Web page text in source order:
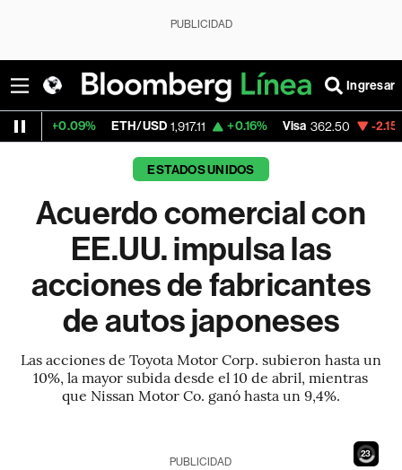
PUBLICIDAD
Ingresar
ETH/USD 1,917.11 +0.16% Visa 362.50 -2.15%
ESTADOS UNIDOS
Acuerdo comercial con
EE.UU. impulsa las
acciones de fabricantes
de autos japoneses
Las acciones de Toyota Motor Corp. subieron hasta un
10%, la mayor subida desde el 10 de abril, mientras
que Nissan Motor Co. ganó hasta un 9,4%.
21
PUBLICIDAD